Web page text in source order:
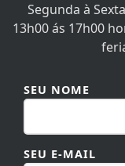
Segunda à
13h00 ás 17h00
SEU NOME
SEU E-MAIL